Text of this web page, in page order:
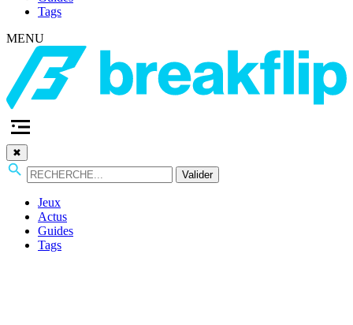
Tags
MENU
✖
Valider
Jeux
Actus
Guides
Tags